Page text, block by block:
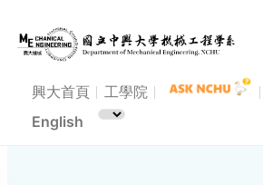
興大首頁 工學院
English
114學年度興人師獎-機械系得獎教師